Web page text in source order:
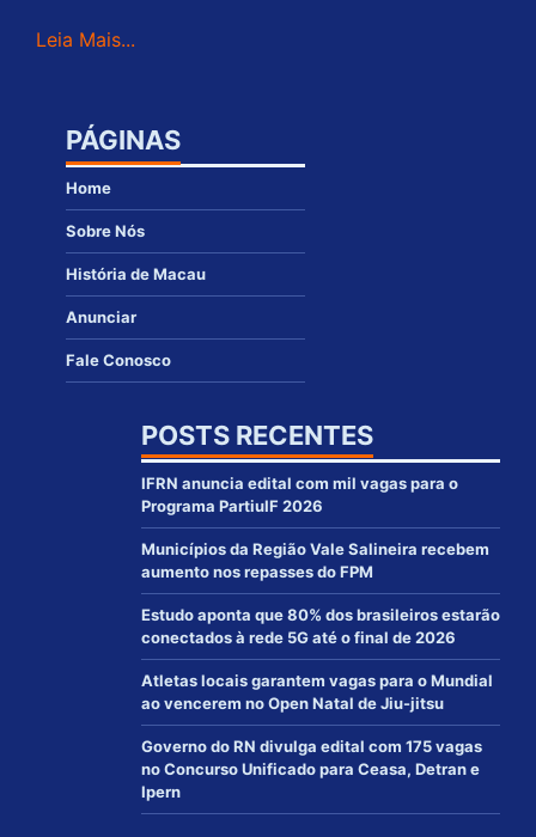
Leia Mais...
PÁGINAS
Home
Sobre Nós
História de Macau
Anunciar
Fale Conosco
POSTS RECENTES
IFRN anuncia edital com mil vagas para o
Programa PartiuIF 2026
Municípios da Região Vale Salineira recebem
aumento nos repasses do FPM
Estudo aponta que 80% dos brasileiros estarão
conectados à rede 5G até o final de 2026
Atletas locais garantem vagas para o Mundial
ao vencerem no Open Natal de Jiu-jitsu
Governo do RN divulga edital com 175 vagas
no Concurso Unificado para Ceasa, Detran e
Ipern